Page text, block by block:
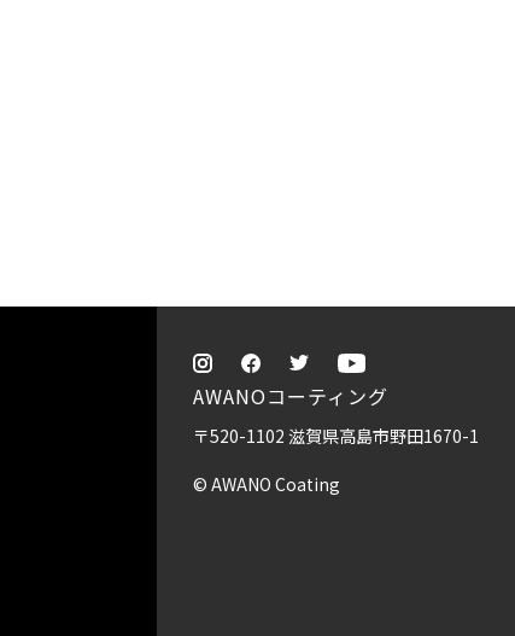
AWANOコーティング
〒520-1102 滋賀県高島市野田1670-1
© AWANO Coating